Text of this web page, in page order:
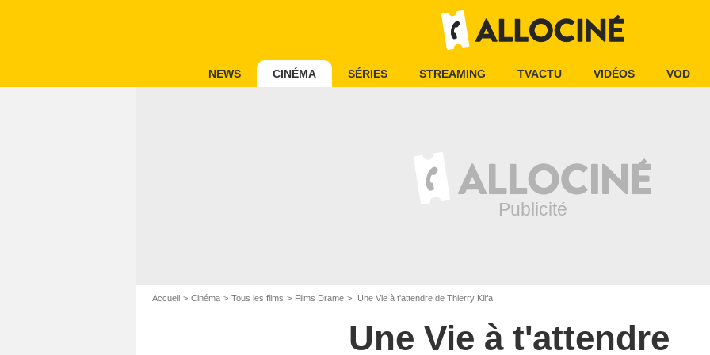
NEWS CINÉMA SÉRIES STREAMING TVACTU VIDÉOS VOD
Accueil Cinéma Tous les films Films Drame Une Vie à t'attendre de Thierry Klifa
Une Vie à t'attendre